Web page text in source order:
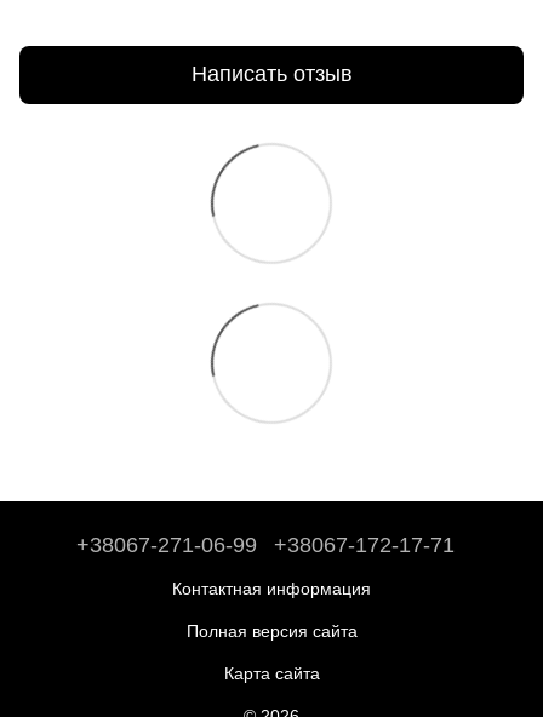
Написать отзыв
+38067-271-06-99 +38067-172-17-71
Контактная информация
Полная версия сайта
Карта сайта